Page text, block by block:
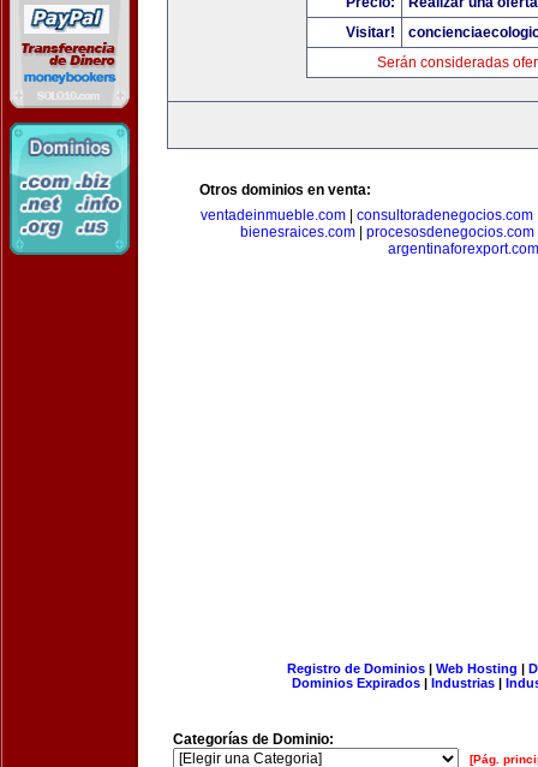
Visitar!
Serán consideradas
Otros dominios en venta:
ventadeinmueble.com| consultoradenegocios.com
bienesraices.com
procesosdenegocios.com
argentinaforexport.com
Registro de Dominios| Web Hosting |
Dominios Expirados | Industrias |
Categorías de Dominio:
[Pág.